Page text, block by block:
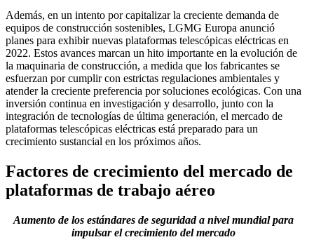
Además, en un intento por capitalizar la creciente demanda de
equipos de construcción sostenibles, LGMG Europa anunció
planes para exhibir nuevas plataformas telescópicas eléctricas en
2022. Estos avances marcan un hito importante en la evolución de
la maquinaria de construcción, a medida que los fabricantes se
esfuerzan por cumplir con estrictas regulaciones ambientales y
atender la creciente preferencia por soluciones ecológicas. Con una
inversión continua en investigación y desarrollo, junto con la
integración de tecnologías de última generación, el mercado de
plataformas telescópicas eléctricas está preparado para un
crecimiento sustancial en los próximos años.
Factores de crecimiento del mercado de
plataformas de trabajo aéreo
Aumento de los estándares de seguridad a nivel mundial para
impulsar el crecimiento del mercado